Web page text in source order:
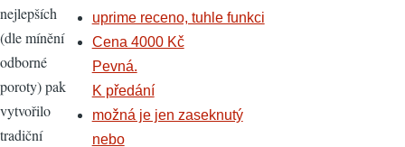
nejlepších
(dle mínění
odborné
poroty) pak
vytvořilo
tradiční
uprime receno, tuhle funkci
Cena 4000 Kč
Pevná.
K předání
možná je jen zaseknutý
nebo